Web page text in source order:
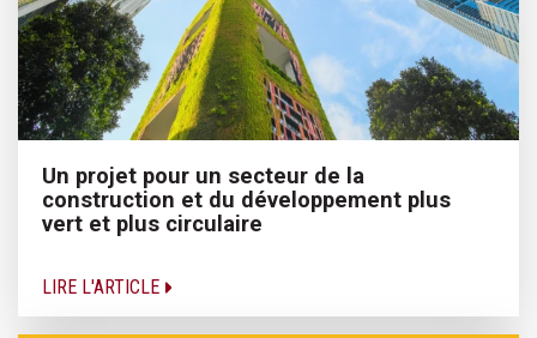
Un projet pour un secteur de la
construction et du développement plus
vert et plus circulaire
LIRE L'ARTICLE